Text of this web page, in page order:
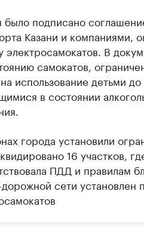
было подписано
Казани и компаниями,
электросамокатов. В
самокатов,
использование детьми до
в состоянии
города установили
16 участков,
ПДД и правилам
сети установлен